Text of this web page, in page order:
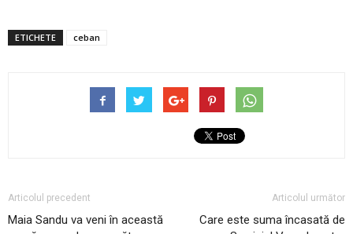
ETICHETE ceban
Articolul precedent
Maia Sandu va veni în această
Articolul următor
Care este suma încasată de